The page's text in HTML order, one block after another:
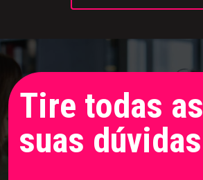
Tire todas as
suas dúvidas